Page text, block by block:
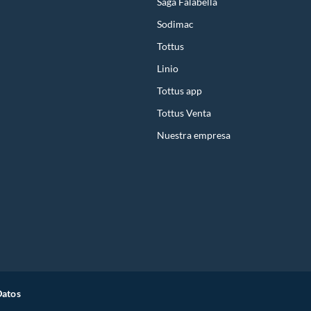
Sodimac
Tottus
Linio
Tottus app
Tottus Venta
Nuestra empresa